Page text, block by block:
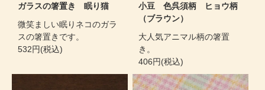
ガラスの箸置き 眠り猫
微笑ましい眠りネコのガラ
スの箸置きです。
532円(税込)
小豆 色呉須柄 ヒョウ柄
（ブラウン）
大人気アニマル柄の箸置
き。
406円(税込)